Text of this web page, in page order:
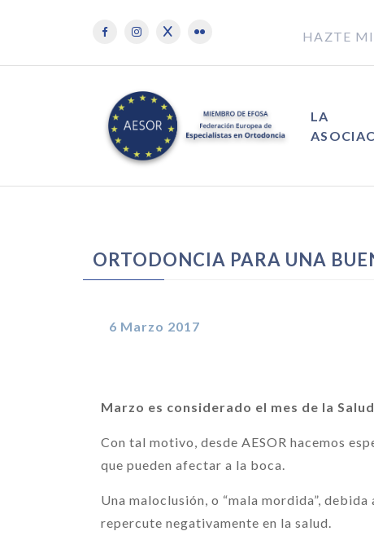
HAZTE
LA
ORTODONCIA PARA UNA
6 Marzo 2017
Marzo es considerado el mes de la
Con tal motivo, desde AESOR hacemos
que pueden afectar a la boca.
Una maloclusión, o “mala mordida”,
repercute negativamente en la salud.